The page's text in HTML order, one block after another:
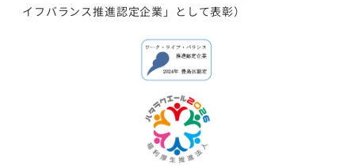
イフバランス推進認定企業」として表彰）